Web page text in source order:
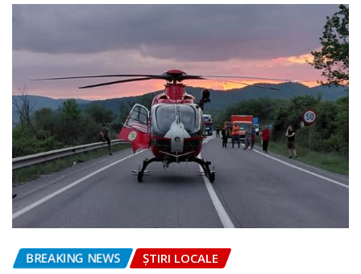
BREAKING NEWS ȘTIRI LOCALE